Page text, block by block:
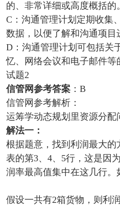
的、非常详细或高度概括的。
C：沟通管理计划定期收集
数据，以便了解和沟通项目
D：沟通管理计划可包括关
忆、网络会议和电子邮件等
试题2
信管网参考答案： B
信管网参考解析：
运筹学动态规划里资源分配
解法一：
根据题意，找到利润最大
表的第3、4、5行，这是因
润率最高值集中在这几行。
假设一共有2箱货物，则利